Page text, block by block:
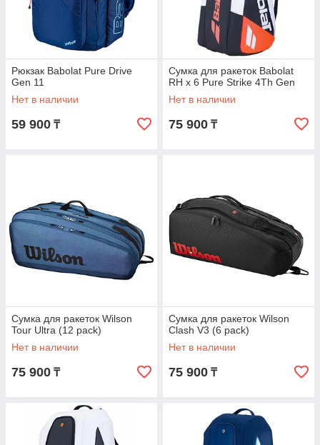
Рюкзак Babolat Pure Drive
Gen 11
Нет в наличии
59 900 ₸
Сумка для ракеток Babolat
RH x 6 Pure Strike 4Th Gen
Нет в наличии
75 900 ₸
Сумка для ракеток Wilson
Tour Ultra (12 pack)
Нет в наличии
75 900 ₸
Сумка для ракеток Wilson
Clash V3 (6 pack)
Нет в наличии
75 900 ₸